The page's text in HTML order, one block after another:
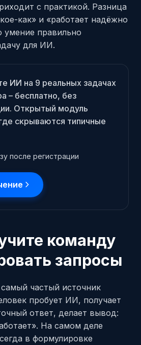
с практикой. Разница
как» и «работает надёжно
умение правильно
для ИИ.
ИИ на 9 реальных задачах
– бесплатно, без
Открытый модуль
скрываются типичные
после регистрации
команду
запросы
частый источник
пробует ИИ, получает
ответ, делает вывод:
На самом деле
в формулировке